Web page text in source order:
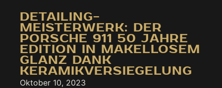
DETAILING-
MEISTERWERK: DER
PORSCHE 911 50 JAHRE
EDITION IN MAKELLOSEM
GLANZ DANK
KERAMIKVERSIEGELUNG
Oktober 10, 2023